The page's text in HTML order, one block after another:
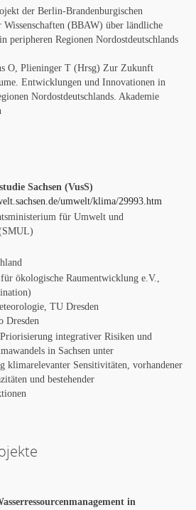
der Berlin-Brandenburgischen
Wissenschaften (BBAW) über ländliche
peripheren Regionen Nordostdeutschlands
O, Plieninger T (Hrsg) Zur Zukunft
Entwicklungen und Innovationen in
Nordostdeutschlands. Akademie
Sachsen (VusS)
umwelt/klima/29993.htm
für Umwelt und
ökologische Raumentwicklung e.V.,
TU Dresden
Dresden
integrativer Risiken und
in Sachsen unter
klimarelevanter Sensitivitäten, vorhandener
und bestehender
in